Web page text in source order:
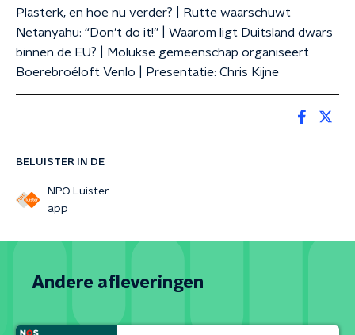
BELUISTER IN DE
NPO Luister
app
Plasterk, en hoe nu verder? | Rutte waarschuwt
Netanyahu: “Don’t do it!” | Waarom ligt Duitsland dwars
binnen de EU? | Molukse gemeenschap organiseert
Boerebroéloft Venlo | Presentatie: Chris Kijne
Andere afleveringen